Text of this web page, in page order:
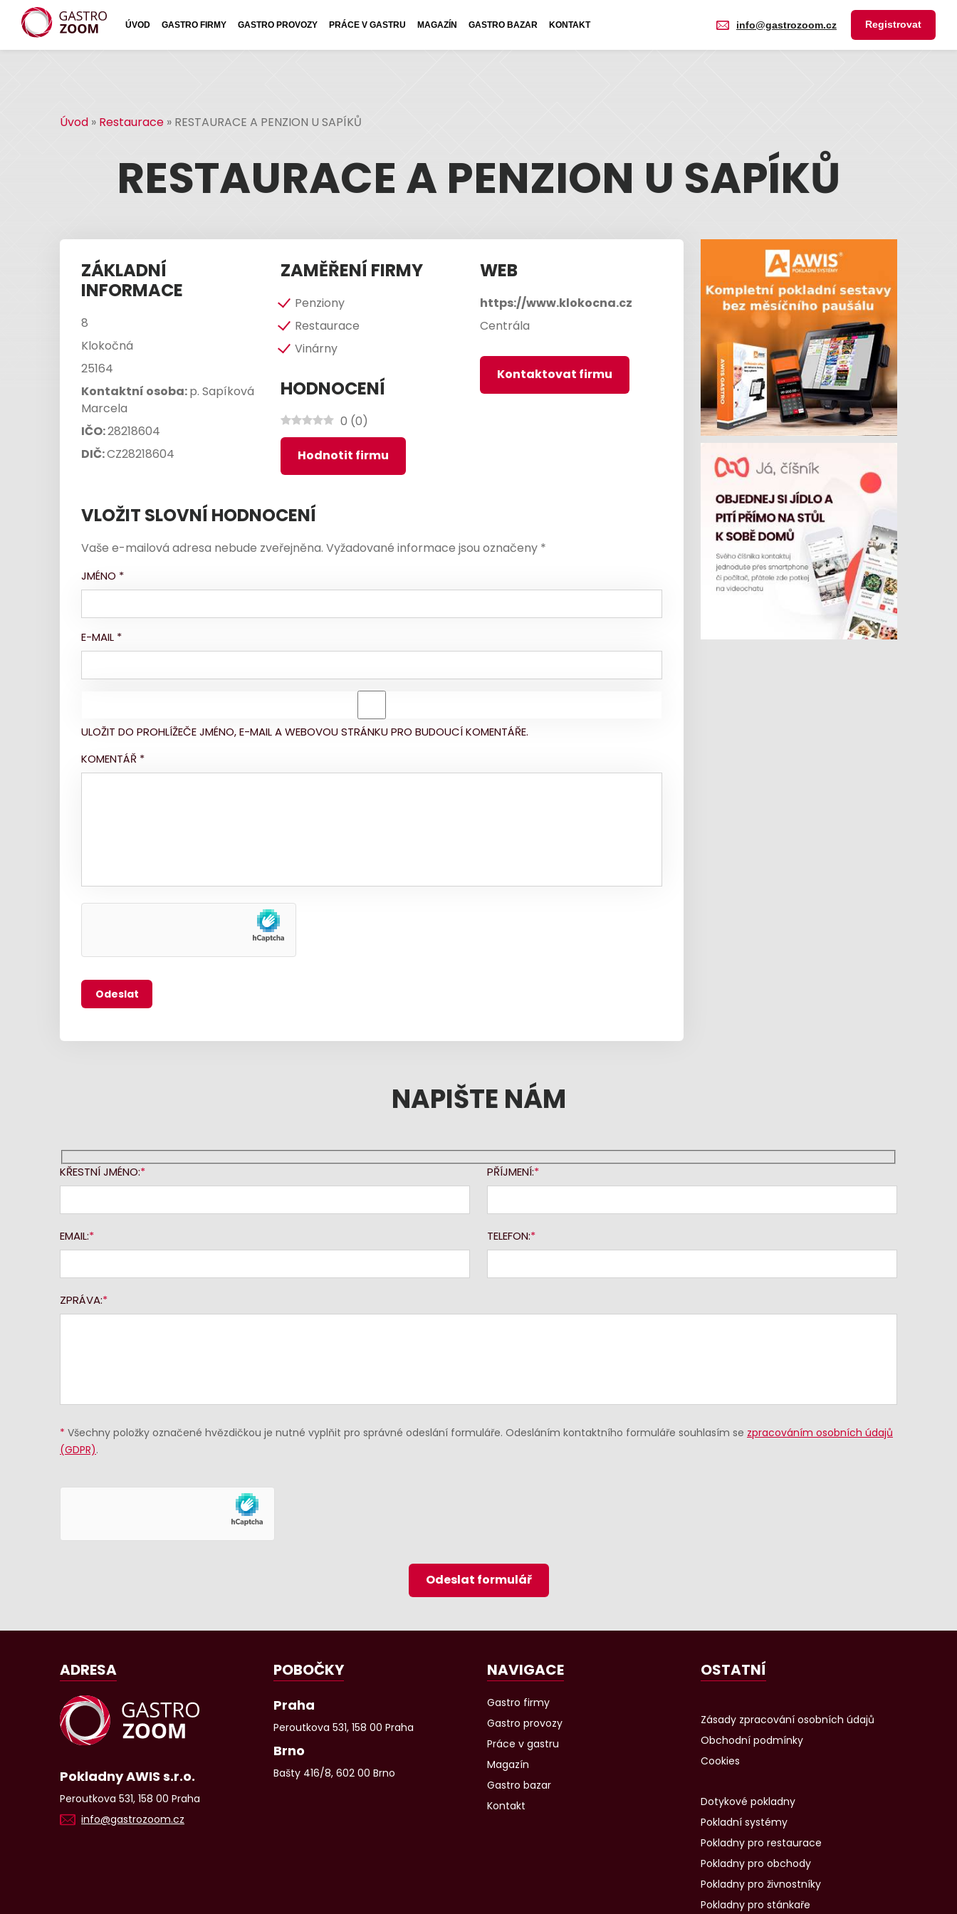
ÚVOD GASTRO FIRMY GASTRO PROVOZY PRÁCE V GASTRU MAGAZÍN GASTRO BAZAR KONTAKT info@gastrozoom.cz Registrovat
Úvod » Restaurace » RESTAURACE A PENZION U SAPÍKŮ
RESTAURACE A PENZION U SAPÍKŮ
ZÁKLADNÍ
INFORMACE
8
Klokočná
25164
Kontaktní osoba:p. Sapíková
Marcela
IČO:28218604
DIČ:CZ28218604
ZAMĚŘENÍ FIRMY
Penziony
Restaurace
Vinárny
HODNOCENÍ
0 (0)
Hodnotit firmu
WEB
https://www.klokocna.cz
Centrála
Kontaktovat firmu
VLOŽIT SLOVNÍ HODNOCENÍ
Vaše e-mailová adresa nebude zveřejněna. Vyžadované informace jsou označeny *
JMÉNO *
E-MAIL *
ULOŽIT DO PROHLÍŽEČE JMÉNO, E-MAIL A WEBOVOU STRÁNKU PRO BUDOUCÍ KOMENTÁŘE.
KOMENTÁŘ *
NAPIŠTE NÁM
KŘESTNÍ JMÉNO: PŘÍJMENÍ:
EMAIL: TELEFON:
ZPRÁVA:
* Všechny položky označené hvězdičkou je nutné vyplňit pro správné odeslání formuláře. Odesláním kontaktního formuláře souhlasím se zpracováním osobních údajů
(GDPR).
Odeslat formulář
ADRESA
Pokladny AWIS s.r.o.
Peroutkova 531, 158 00 Praha
info@gastrozoom.cz
POBOČKY
Praha
Peroutkova 531, 158 00 Praha
Brno
Bašty 416/8, 602 00 Brno
NAVIGACE
Gastro firmy
Gastro provozy
Práce v gastru
Magazín
Gastro bazar
Kontakt
OSTATNÍ
Zásady zpracování osobních údajů
Obchodní podmínky
Cookies
Dotykové pokladny
Pokladní systémy
Pokladny pro restaurace
Pokladny pro obchody
Pokladny pro živnostníky
Pokladny pro stánkaře